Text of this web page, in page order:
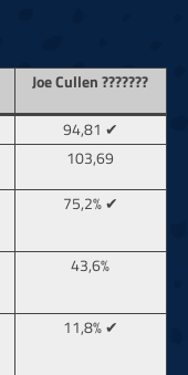
Joe Cullen ???????
94,81 ✔
103,69
75,2% ✔
43,6%
11,8% ✔